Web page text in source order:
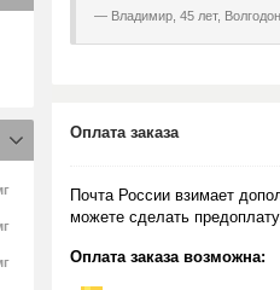
Владимир, 45 лет,
Оплата заказа
Почта России взимает
можете сделать
Оплата заказа возможна: